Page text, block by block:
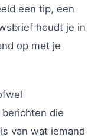
een tip, een
houdt je in
op met je
die
van wat iemand